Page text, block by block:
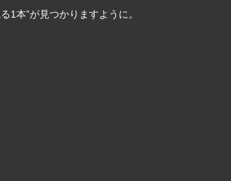
本”が見つかりますように。